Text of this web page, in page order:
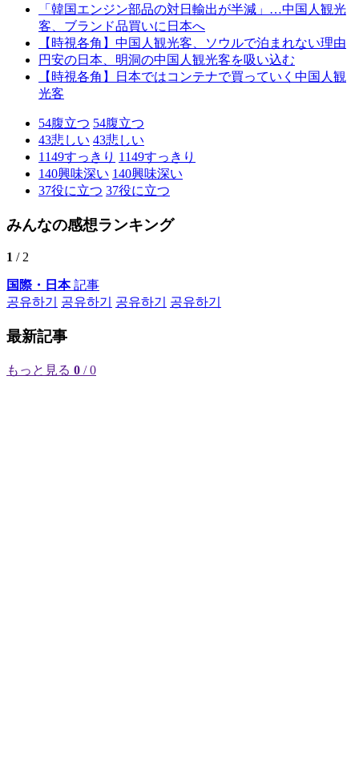
「韓国エンジン部品の対日輸出が半減」…中国人観光
客、ブランド品買いに日本へ
【時視各角】中国人観光客、ソウルで泊まれない理由
円安の日本、明洞の中国人観光客を吸い込む
【時視各角】日本ではコンテナで買っていく中国人観
光客
54腹立つ 54腹立つ
43悲しい 43悲しい
1149すっきり 1149すっきり
140興味深い 140興味深い
37役に立つ 37役に立つ
みんなの感想ランキング
1 / 2
国際・日本記事
공유하기
공유하기 공유하기 공유하기
最新記事
もっと見る 0 / 0